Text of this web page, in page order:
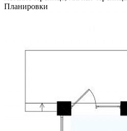
Планировки